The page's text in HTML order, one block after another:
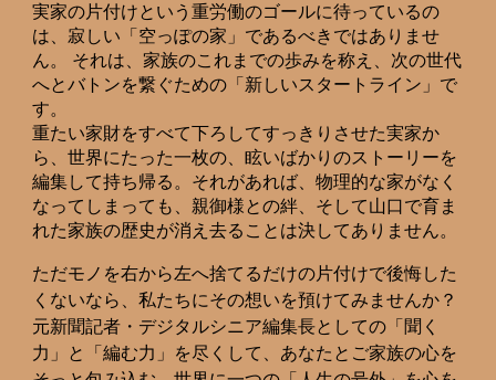
実家の片付けという重労働のゴールに待っているの
は、寂しい「空っぽの家」であるべきではありませ
ん。 それは、家族のこれまでの歩みを称え、次の世代
へとバトンを繋ぐための「新しいスタートライン」で
す。
重たい家財をすべて下ろしてすっきりさせた実家か
ら、世界にたった一枚の、眩いばかりのストーリーを
編集して持ち帰る。それがあれば、物理的な家がなく
なってしまっても、親御様との絆、そして山口で育ま
れた家族の歴史が消え去ることは決してありません。
ただモノを右から左へ捨てるだけの片付けで後悔した
くないなら、私たちにその想いを預けてみませんか？
元新聞記者・デジタルシニア編集長としての「聞く
力」と「編む力」を尽くして、あなたとご家族の心を